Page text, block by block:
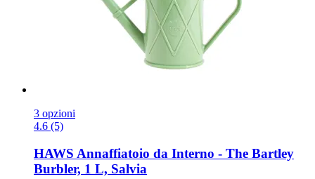
3 opzioni
4.6 (5)
HAWS Annaffiatoio da Interno -​ The Bartley
Burbler, 1 L, Salvia